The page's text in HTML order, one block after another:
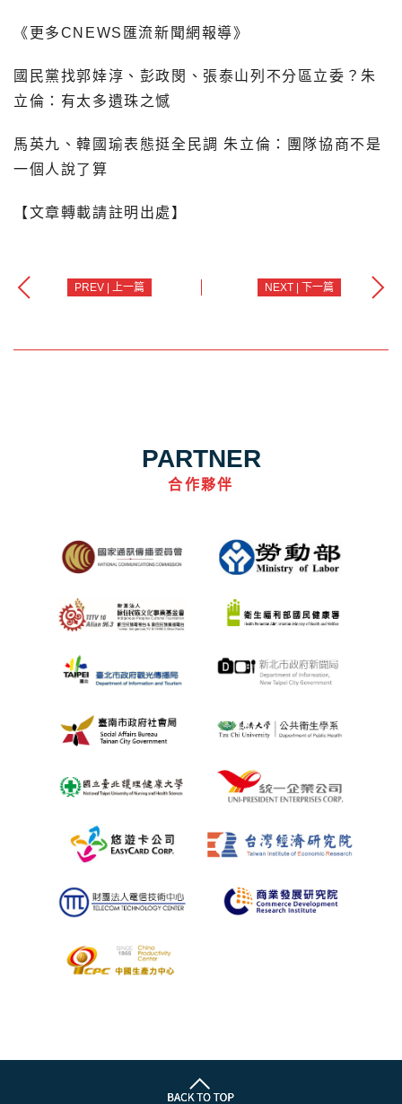
《更多CNEWS匯流新聞網報導》
國民黨找郭婞淳、彭政閔、張泰山列不分區立委？朱
立倫：有太多遺珠之憾
馬英九、韓國瑜表態挺全民調 朱立倫：團隊協商不是
一個人說了算
【文章轉載請註明出處】
PREV | 上一篇 NEXT | 下一篇
PARTNER
合作夥伴